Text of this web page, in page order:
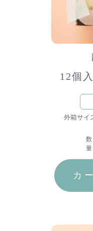
12個入
外箱サイ